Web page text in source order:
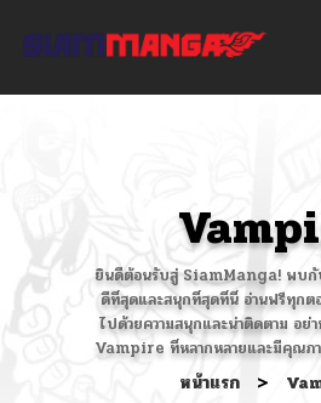
ยินดีต้อนรับสู่ SiamManga! พบ
ดีที่สุดและสนุกที่สุดที่นี่ อ่านฟรีทุกต
ไปด้วยความสนุกและน่าติดตาม อย่า
Vampire ที่หลากหลายและมีคุณภา
หน้าแรก >